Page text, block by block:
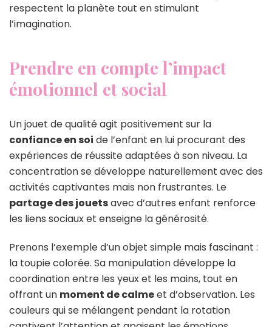
respectent la planète tout en stimulant
l’imagination.
Prendre en compte l’impact
émotionnel et social
Un jouet de qualité agit positivement sur la
confiance en soi de l’enfant en lui procurant des
expériences de réussite adaptées à son niveau. La
concentration se développe naturellement avec des
activités captivantes mais non frustrantes. Le
partage des jouetsavec d’autres enfant renforce
les liens sociaux et enseigne la générosité.
Prenons l’exemple d’un objet simple mais fascinant :
la toupie colorée. Sa manipulation développe la
coordination entre les yeux et les mains, tout en
offrant un moment de calmeet d’observation. Les
couleurs qui se mélangent pendant la rotation